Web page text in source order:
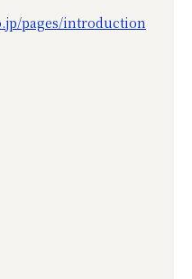
pages/introduction